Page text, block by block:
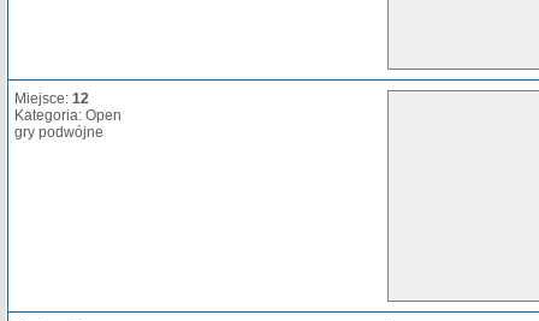
Miejsce: 12
Kategoria: Open
gry podwójne